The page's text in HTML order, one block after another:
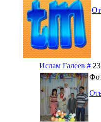
Ислам Галеев #